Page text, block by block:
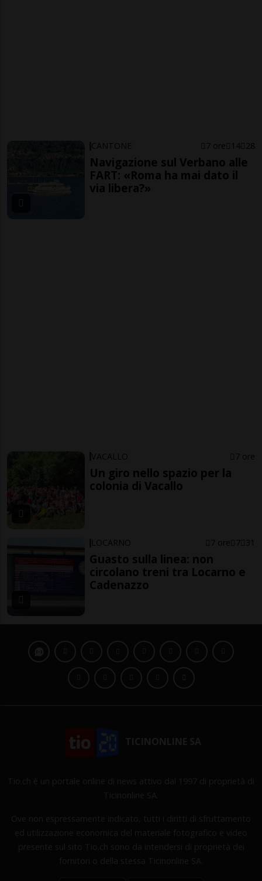
CANTONE 7 ore 14 28
Navigazione sul Verbano alle
FART: «Roma ha mai dato il
via libera?»
VACALLO 7 ore
Un giro nello spazio per la
colonia di Vacallo
LOCARNO 7 ore 7 31
Guasto sulla linea: non
circolano treni tra Locarno e
Cadenazzo